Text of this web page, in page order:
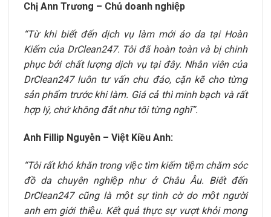
Chị Ann Trương – Chủ doanh nghiệp
“Từ khi biết đến dịch vụ làm mới áo da tại Hoàn
Kiếm của DrClean247. Tôi đã hoàn toàn và bị chinh
phục bởi chất lượng dịch vụ tại đây. Nhân viên của
DrClean247 luôn tư vấn chu đáo, cặn kẽ cho từng
sản phẩm trước khi làm. Giá cả thì minh bạch và rất
hợp lý, chứ không đắt như tôi từng nghĩ”.
Anh Fillip Nguyễn – Việt Kiều Anh:
“Tôi rất khó khăn trong việc tìm kiếm tiệm chăm sóc
đồ da chuyên nghiệp như ở Châu Âu. Biết đến
DrClean247 cũng là một sự tình cờ do một người
anh em giới thiệu. Kết quả thực sự vượt khỏi mong